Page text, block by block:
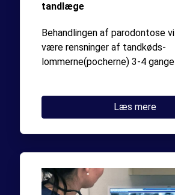
tandlæge
Behandlingen af parodontose
være rensninger af tandkøds-
lommerne(pocherne) 3-4
Læs mere